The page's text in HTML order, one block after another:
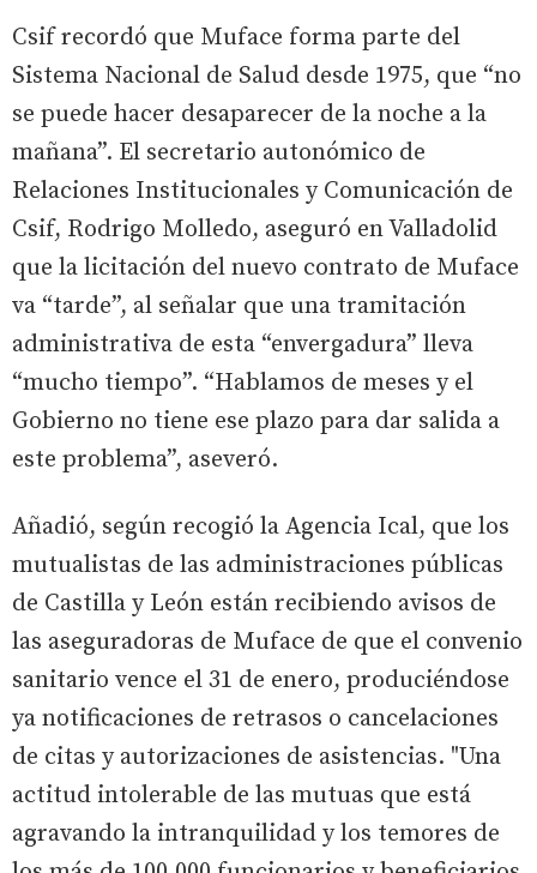
Csif recordó que Muface forma parte del
Sistema Nacional de Salud desde 1975, que “no
se puede hacer desaparecer de la noche a la
mañana”. El secretario autonómico de
Relaciones Institucionales y Comunicación de
Csif, Rodrigo Molledo, aseguró en Valladolid
que la licitación del nuevo contrato de Muface
va “tarde”, al señalar que una tramitación
administrativa de esta “envergadura” lleva
“mucho tiempo”. “Hablamos de meses y el
Gobierno no tiene ese plazo para dar salida a
este problema”, aseveró.
Añadió, según recogió la Agencia Ical, que los
mutualistas de las administraciones públicas
de Castilla y León están recibiendo avisos de
las aseguradoras de Muface de que el convenio
sanitario vence el 31 de enero, produciéndose
ya notificaciones de retrasos o cancelaciones
de citas y autorizaciones de asistencias. "Una
actitud intolerable de las mutuas que está
agravando la intranquilidad y los temores de